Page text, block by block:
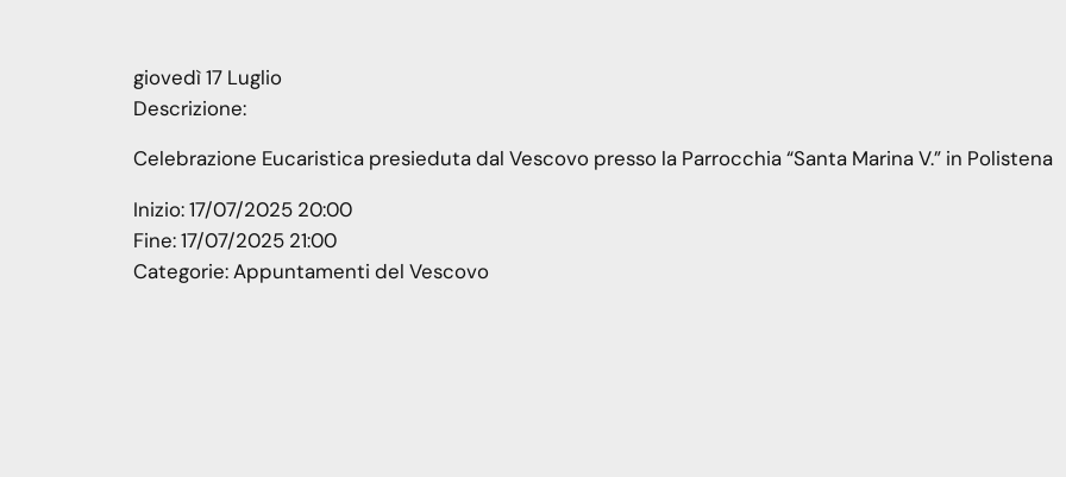
giovedì17 Luglio
Descrizione:
Celebrazione Eucaristica presieduta dal Vescovo presso la Parrocchia “Santa Marina V.” in Polistena
Inizio:17/07/2025 20:00
Fine:17/07/2025 21:00
Categorie:Appuntamenti del Vescovo